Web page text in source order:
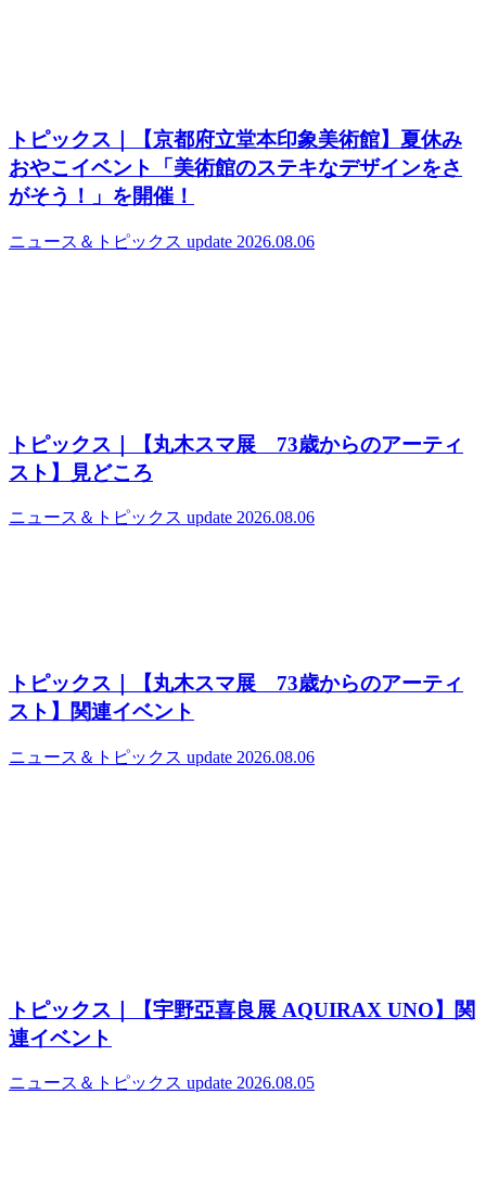
トピックス｜【京都府立堂本印象美術館】夏休み
おやこイベント「美術館のステキなデザインをさ
がそう！」を開催！
ニュース＆トピックス update 2026.08.06
トピックス｜【丸木スマ展 73歳からのアーティ
スト】見どころ
ニュース＆トピックス update 2026.08.06
トピックス｜【丸木スマ展 73歳からのアーティ
スト】関連イベント
ニュース＆トピックス update 2026.08.06
トピックス｜【宇野亞喜良展 AQUIRAX UNO】関
連イベント
ニュース＆トピックス update 2026.08.05